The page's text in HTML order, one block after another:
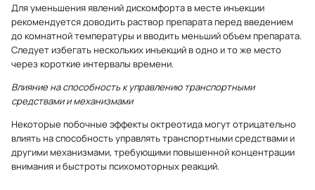
Для уменьшения явлений дискомфорта в месте инъекции
рекомендуется доводить раствор препарата перед введением
до комнатной температуры и вводить меньший объем препарата.
Следует избегать нескольких инъекций в одно и то же место
через короткие интервалы времени.
Влияние на способность к управлению транспортными
средствами и механизмами
Некоторые побочные эффекты октреотида могут отрицательно
влиять на способность управлять транспортными средствами и
другими механизмами, требующими повышенной концентрации
внимания и быстроты психомоторных реакций.